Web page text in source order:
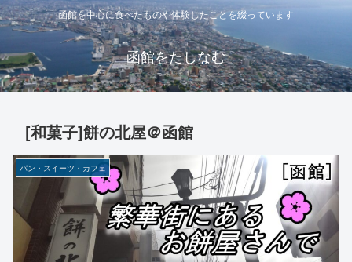
函館を中心に食べたものや体験したことを綴っています
函館をたしなむ
[和菓子]餅の北屋＠函館
パン・スイーツ・カフェ